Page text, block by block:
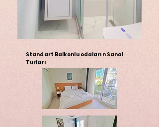
Standart Balkonlu odaların Sanal
Turları